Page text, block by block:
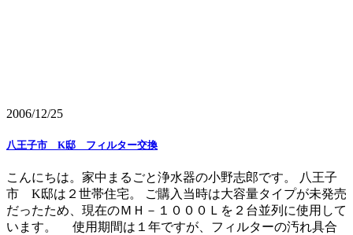
2006/12/25
八王子市 K邸 フィルター交換
こんにちは。家中まるごと浄水器の小野志郎です。 八王子
市 K邸は２世帯住宅。 ご購入当時は大容量タイプが未発売
だったため、現在のＭＨ－１０００Ｌを２台並列に使用して
います。 使用期間は１年ですが、フィルターの汚れ具合